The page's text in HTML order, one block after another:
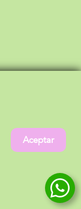
al cliente
y devolución
Aceptar